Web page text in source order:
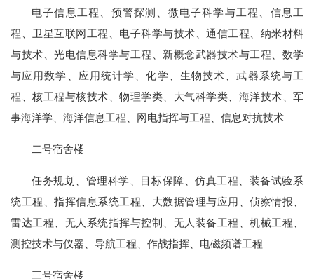
电子信息工程、预警探测、微电子科学与工程、信息工
程、卫星互联网工程、电子科学与技术、通信工程、纳米材料
与技术、光电信息科学与工程、新概念武器技术与工程、数学
与应用数学、应用统计学、化学、生物技术、武器系统与工
程、核工程与核技术、物理学类、大气科学类、海洋技术、军
事海洋学、海洋信息工程、网电指挥与工程、信息对抗技术
二号宿舍楼
任务规划、管理科学、目标保障、仿真工程、装备试验系
统工程、指挥信息系统工程、大数据管理与应用、侦察情报、
雷达工程、无人系统指挥与控制、无人装备工程、机械工程、
测控技术与仪器、导航工程、作战指挥、电磁频谱工程
三号宿舍楼